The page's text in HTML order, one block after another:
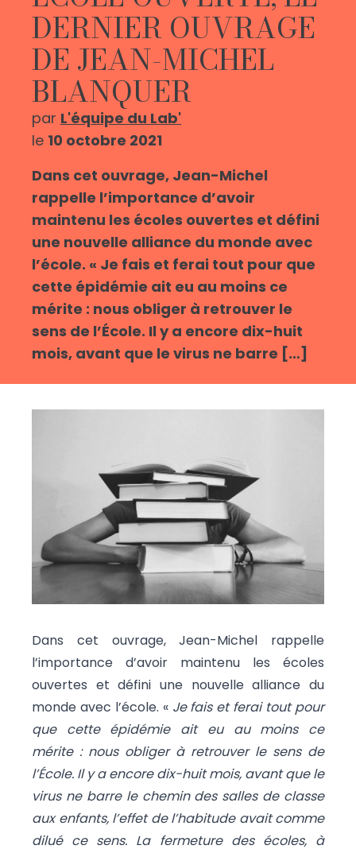
DERNIER OUVRAGE
DE JEAN-MICHEL
BLANQUER
par L'équipe du Lab'
le 10 octobre 2021
Dans cet ouvrage, Jean-Michel
rappelle l’importance d’avoir
maintenu les écoles ouvertes et défini
une nouvelle alliance du monde avec
l’école. « Je fais et ferai tout pour que
cette épidémie ait eu au moins ce
mérite : nous obliger à retrouver le
sens de l’École. Il y a encore dix-huit
mois, avant que le virus ne barre […]
Dans cet ouvrage, Jean-Michel rappelle
l’importance d’avoir maintenu les écoles
ouvertes et défini une nouvelle alliance du
monde avec l’école. « Je fais et ferai tout pour
que cette épidémie ait eu au moins ce
mérite : nous obliger à retrouver le sens de
l’École. Il y a encore dix-huit mois, avant que le
virus ne barre le chemin des salles de classe
aux enfants, l’effet de l’habitude avait comme
dilué ce sens. La fermeture des écoles, à